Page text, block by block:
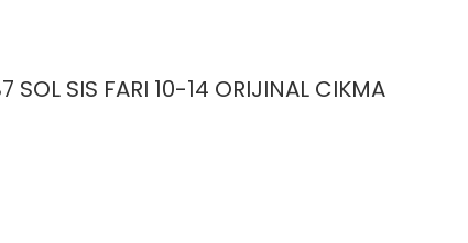
SOL SIS FARI 10-14 ORIJINAL CIKMA